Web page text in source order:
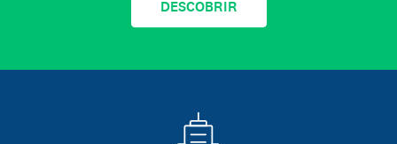
DESCOBRIR